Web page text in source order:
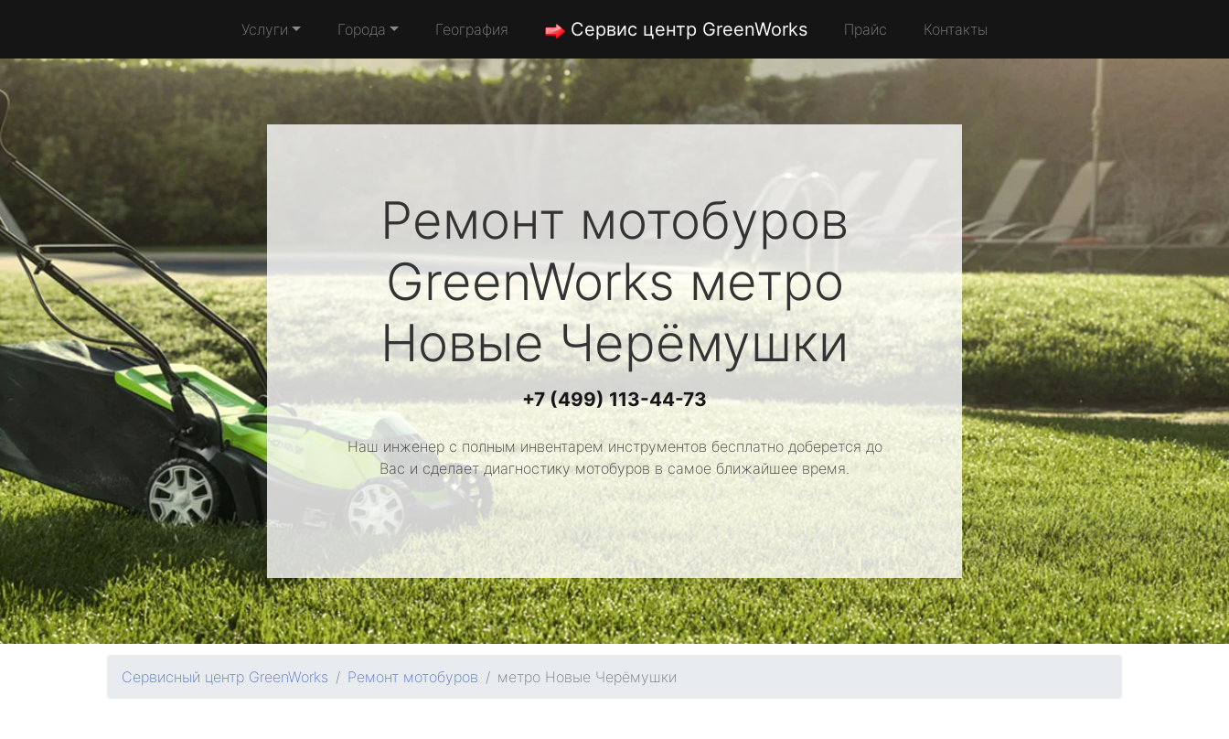
Услуги Города География Сервис центр GreenWorks Прайс Контакты
Ремонт мотобуров
GreenWorksметро
Новые Черёмушки
+7 (499) 113-44-73
Наш инженер с полным инвентарем инструментов бесплатно доберется до
Вас и сделает диагностику мотобуров в самое ближайшее время.
Сервисный центр GreenWorks Ремонт мотобуров метро Новые Черёмушки